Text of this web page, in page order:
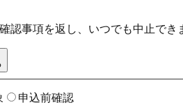
認事項を返し、いつでも中止でき
申込前確認